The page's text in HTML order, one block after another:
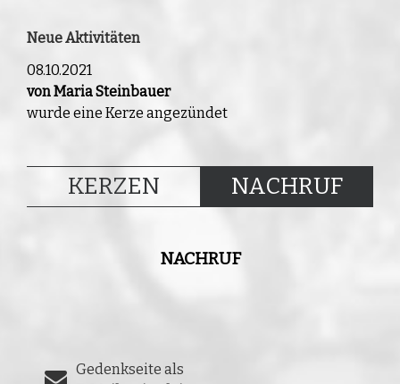
Neue Aktivitäten
08.10.2021
von Maria Steinbauer
wurde eine Kerze angezündet
KERZEN NACHRUF
NACHRUF
Gedenkseite als